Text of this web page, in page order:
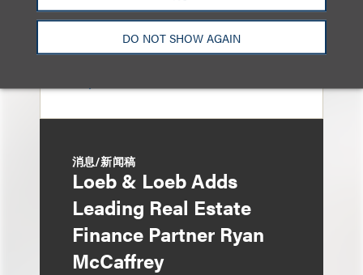
DO NOT SHOW AGAIN
消息/新闻稿
Loeb & Loeb Adds
Leading Real Estate
Finance Partner Ryan
McCaffrey